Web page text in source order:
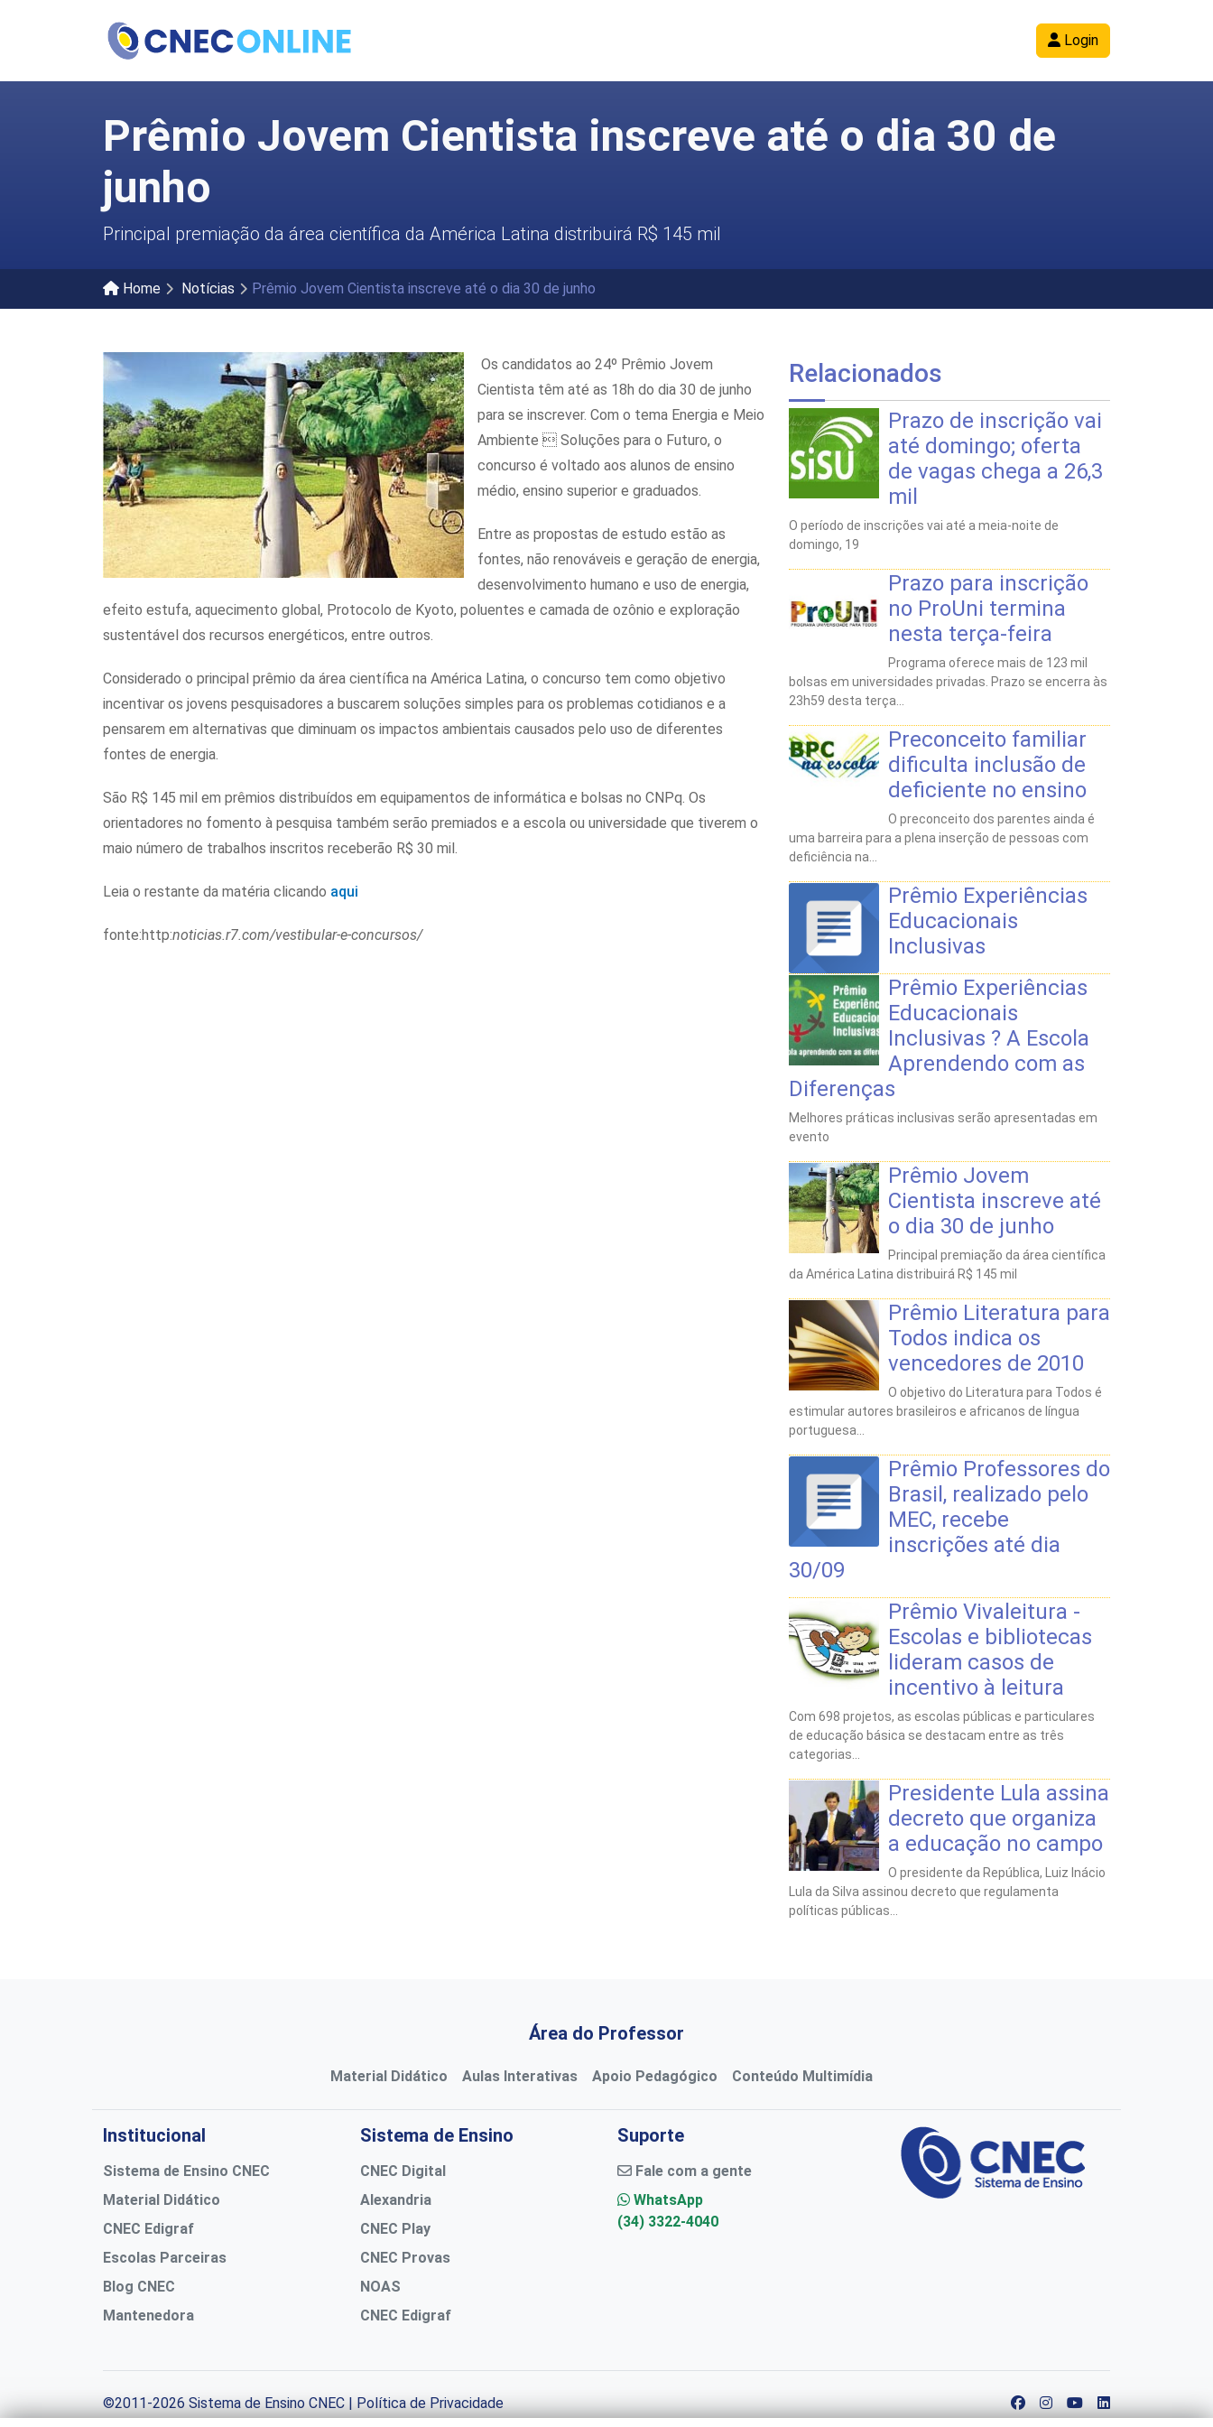
Login
Prêmio Jovem Cientista inscreve até o dia 30 de
junho
Principal premiação da área científica da América Latina distribuirá R$ 145 mil
Home Notícias Prêmio Jovem Cientista inscreve até o dia 30 de junho
Os candidatos ao 24º Prêmio Jovem
Cientista têm até as 18h do dia 30 de junho
para se inscrever. Com o tema Energia e Meio
Ambiente  Soluções para o Futuro, o
concurso é voltado aos alunos de ensino
médio, ensino superior e graduados.
Entre as propostas de estudo estão as
fontes, não renováveis e geração de energia,
desenvolvimento humano e uso de energia,
efeito estufa, aquecimento global, Protocolo de Kyoto, poluentes e camada de ozônio e exploração
sustentável dos recursos energéticos, entre outros.
Considerado o principal prêmio da área científica na América Latina, o concurso tem como objetivo
incentivar os jovens pesquisadores a buscarem soluções simples para os problemas cotidianos e a
pensarem em alternativas que diminuam os impactos ambientais causados pelo uso de diferentes
fontes de energia.
São R$ 145 mil em prêmios distribuídos em equipamentos de informática e bolsas no CNPq. Os
orientadores no fomento à pesquisa também serão premiados e a escola ou universidade que tiverem o
maio número de trabalhos inscritos receberão R$ 30 mil.
Leia o restante da matéria clicando aqui
fonte:http:noticias.r7.com/vestibular-e-concursos/
Relacionados
Prazo de inscrição vai
até domingo; oferta
de vagas chega a 26,3
mil
O período de inscrições vai até a meia-noite de
domingo, 19
Prazo para inscrição
no ProUni termina
nesta terça-feira
Programa oferece mais de 123 mil
bolsas em universidades privadas. Prazo se encerra às
23h59 desta terça...
Preconceito familiar
dificulta inclusão de
deficiente no ensino
O preconceito dos parentes ainda é
uma barreira para a plena inserção de pessoas com
deficiência na...
Prêmio Experiências
Educacionais
Inclusivas
Prêmio Experiências
Educacionais
Inclusivas ? A Escola
Aprendendo com as
Diferenças
Melhores práticas inclusivas serão apresentadas em
evento
Prêmio Jovem
Cientista inscreve até
o dia 30 de junho
Principal premiação da área científica
da América Latina distribuirá R$ 145 mil
Prêmio Literatura para
Todos indica os
vencedores de 2010
O objetivo do Literatura para Todos é
estimular autores brasileiros e africanos de língua
portuguesa...
Prêmio Professores do
Brasil, realizado pelo
MEC, recebe
inscrições até dia
30/09
Prêmio Vivaleitura -
Escolas e bibliotecas
lideram casos de
incentivo à leitura
Com 698 projetos, as escolas públicas e particulares
de educação básica se destacam entre as três
categorias...
Presidente Lula assina
decreto que organiza
a educação no campo
O presidente da República, Luiz Inácio
Lula da Silva assinou decreto que regulamenta
políticas públicas...
Área do Professor
Material Didático Aulas Interativas Apoio Pedagógico Conteúdo Multimídia
Institucional
Sistema de Ensino CNEC
Material Didático
CNEC Edigraf
Escolas Parceiras
Blog CNEC
Mantenedora
Sistema de Ensino
CNEC Digital
Alexandria
CNEC Play
CNEC Provas
NOAS
CNEC Edigraf
Suporte
Fale com a gente
WhatsApp
(34) 3322-4040
©2011-2026 Sistema de Ensino CNEC | Política de Privacidade